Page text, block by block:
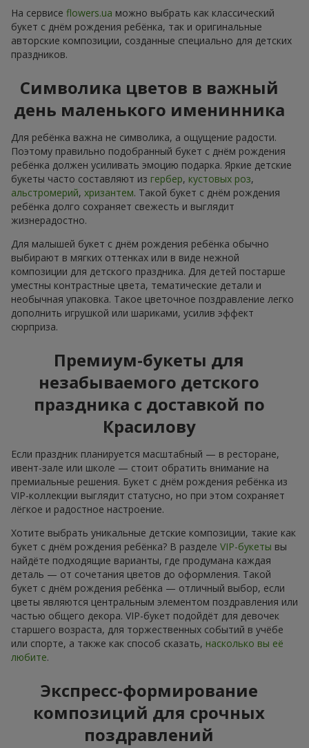
На сервисе flowers.ua можно выбрать как классический
букет с днём рождения ребёнка, так и оригинальные
авторские композиции, созданные специально для детских
праздников.
Символика цветов в важный
день маленького именинника
Для ребёнка важна не символика, а ощущение радости.
Поэтому правильно подобранный букет с днём рождения
ребёнка должен усиливать эмоцию подарка. Яркие детские
букеты часто составляют из гербер, кустовых роз,
альстромерий, хризантем. Такой букет с днём рождения
ребёнка долго сохраняет свежесть и выглядит
жизнерадостно.
Для малышей букет с днём рождения ребёнка обычно
выбирают в мягких оттенках или в виде нежной
композиции для детского праздника. Для детей постарше
уместны контрастные цвета, тематические детали и
необычная упаковка. Такое цветочное поздравление легко
дополнить игрушкой или шариками, усилив эффект
сюрприза.
Премиум-букеты для
незабываемого детского
праздника с доставкой по
Красилову
Если праздник планируется масштабный — в ресторане,
ивент-зале или школе — стоит обратить внимание на
премиальные решения. Букет с днём рождения ребёнка из
VIP-коллекции выглядит статусно, но при этом сохраняет
лёгкое и радостное настроение.
Хотите выбрать уникальные детские композиции, такие как
букет с днём рождения ребёнка? В разделе VIP-букеты вы
найдёте подходящие варианты, где продумана каждая
деталь — от сочетания цветов до оформления. Такой
букет с днём рождения ребёнка — отличный выбор, если
цветы являются центральным элементом поздравления или
частью общего декора. VIP-букет подойдёт для девочек
старшего возраста, для торжественных событий в учёбе
или спорте, а также как способ сказать, насколько вы её
любите.
Экспресс-формирование
композиций для срочных
поздравлений